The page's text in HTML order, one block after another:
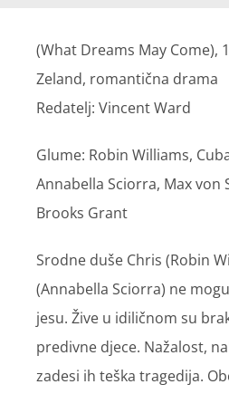
(What Dreams May Come),
Zeland, romantična drama
Redatelj: Vincent Ward
Glume: Robin Williams,
Annabella Sciorra, Max von
Brooks Grant
Srodne duše Chris (Robin
(Annabella Sciorra) ne
jesu. Žive u idiličnom su
predivne djece. Nažalost,
zadesi ih teška tragedija.